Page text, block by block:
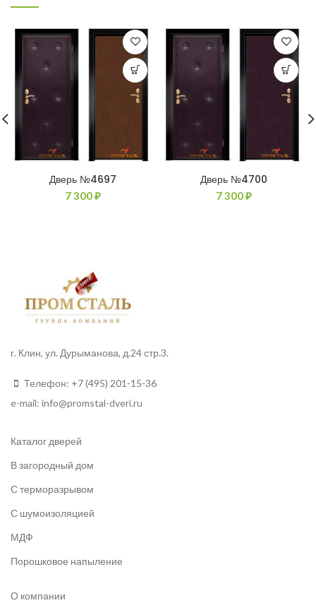
Дверь №4697
7 300₽
Дверь №4700
7 300₽
г. Клин, ул. Дурыманова, д.24 стр.3.
Телефон: +7 (495) 201-15-36
e-mail: info@promstal-dveri.ru
Каталог дверей
В загородный дом
С терморазрывом
С шумоизоляцией
МДФ
Порошковое напыление
О компании